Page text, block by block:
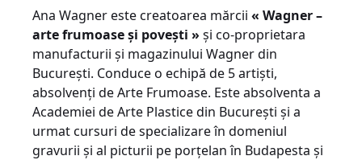
Ana Wagner este creatoarea mărcii « Wagner –
arte frumoase şi poveşti » şi co-proprietara
manufacturii şi magazinului Wagner din
Bucureşti. Conduce o echipă de 5 artişti,
absolvenţi de Arte Frumoase. Este absolventa a
Academiei de Arte Plastice din Bucureşti şi a
urmat cursuri de specializare în domeniul
gravurii şi al picturii pe porţelan în Budapesta şi